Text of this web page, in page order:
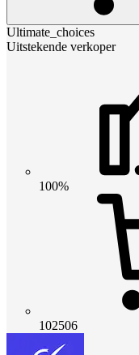
Ultimate_choices
Uitstekende verkoper
100%
102506